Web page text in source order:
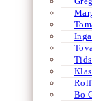
Rolf
Bo